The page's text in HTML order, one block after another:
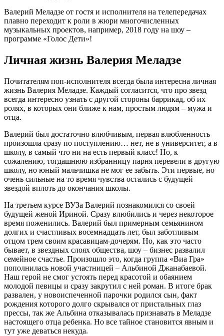
Валерий Меладзе от гостя и исполнителя на телепередачах
плавно переходит к роли в жюри многочисленных
музыкальных проектов, например, 2018 году на шоу –
программе «Голос Дети»!
Личная жизнь Валерия Меладзе
Почитателям поп-исполнителя всегда была интересна личная
жизнь Валерия Меладзе. Каждый согласится, что про звезд
всегда интересно узнать с другой стороны баррикад, об их
ролях, в которых они ближе к нам, простым людям – мужа и
отца.
Валерий был достаточно влюбчивым, первая влюбленность
произошла сразу по поступлению… нет, не в университет, а в
школу, в самый что ни на есть первый класс! Но, к
сожалению, тогдашнюю избранницу парня перевели в другую
школу, но юный мальчишка не мог ее забыть. Эти первые, но
очень сильные на то время чувства остались с будущей
звездой вплоть до окончания школы.
На третьем курсе ВУЗа Валерий познакомился со своей
будущей женой Ириной. Сразу влюбились и через некоторое
время поженились. Валерий был примерным семьянином
долгих и счастливых восемнадцать лет, был заботливым
отцом трем своим красавицам-дочерям. Но, как это часто
бывает, в звездных слоях общества, шоу – бизнес развалил
семейное счастье. Произошло это, когда группа «Виа Гра»
пополнилась новой участницей – Альбиной Джанабаевой.
Наш герой не смог устоять перед красотой и обаянием
молодой певицы и сразу закрутил с ней роман. В итоге брак
развален, у новоиспеченной парочки родился сын, факт
рождения которого долго скрывался от пристальных глаз
прессы, так же Альбина отказывалась признавать в Меладзе
настоящего отца ребенка. Но все тайное становится явным и
тут уже деваться некуда.